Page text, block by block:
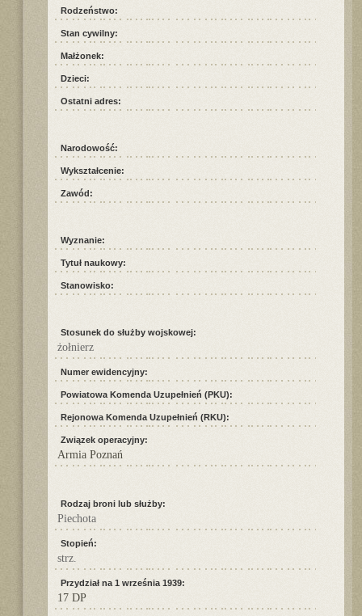
Rodzeństwo:
Stan cywilny:
Małżonek:
Dzieci:
Ostatni adres:
Narodowość:
Wykształcenie:
Zawód:
Wyznanie:
Tytuł naukowy:
Stanowisko:
Stosunek do służby wojskowej:
żołnierz
Numer ewidencyjny:
Powiatowa Komenda Uzupełnień (PKU):
Rejonowa Komenda Uzupełnień (RKU):
Związek operacyjny:
Armia Poznań
Rodzaj broni lub służby:
Piechota
Stopień:
strz.
Przydział na 1 września 1939:
17 DP